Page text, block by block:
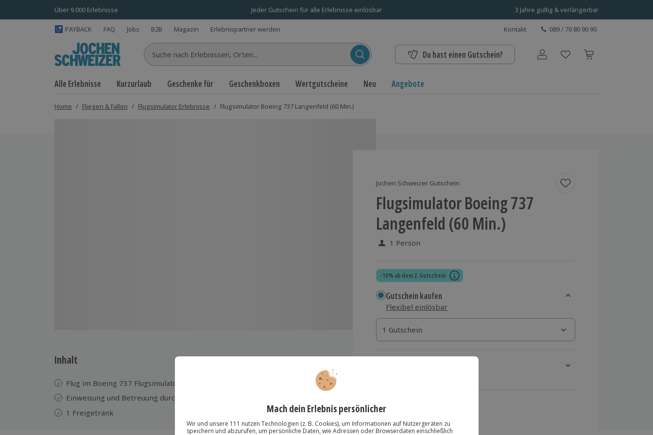
Über 9.000 Erlebnisse Jeder Gutschein für alle Erlebnisse einlösbar 3 Jahre gültig & verlängerbar
PAYBACK FAQ Jobs B2B Magazin Erlebnispartner werden Kontakt 089 / 70 80 90 90
Suche nach Erlebnissen... Du hast einen Gutschein? Benutzerkonto
Alle Erlebnisse Kurzurlaub Geschenke für Geschenkboxen Wertgutscheine Neu Angebote
Home / Fliegen & Fallen / Flugsimulator Erlebnisse / Flugsimulator Boeing 737 Langenfeld (60 Min.)
Jochen Schweizer Gutschein
Flugsimulator Boeing 737
Langenfeld (60 Min.)
1 Person
-10% ab dem 2. Gutschein
Gutschein kaufen
Flexibel einlösbar
1 Gutschein
1 Gutschein
1 Gutschein
119,90 €
zzgl. Versand (inkl. MwSt.)
Inhalt
Flug im Boeing 737 Flugsimulator
Einweisung und Betreuung durch einen erfahrenen Instruktor
1 Freigetränk